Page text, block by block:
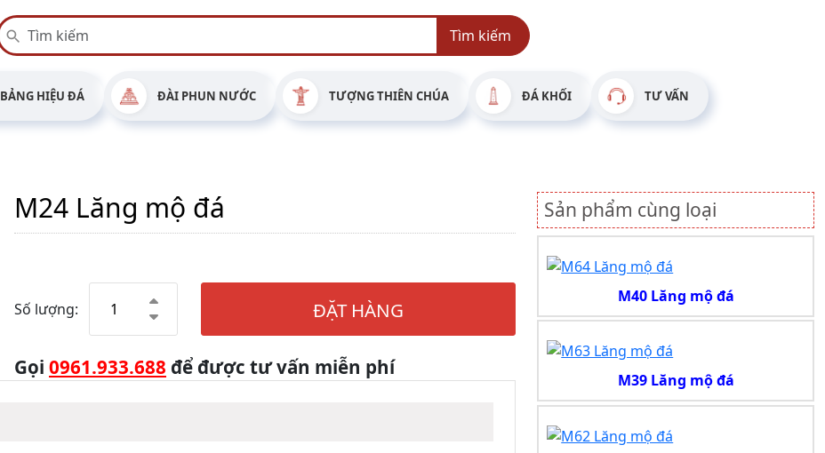
Tìm kiếm
BẢNG HIỆU ĐÁ ĐÀI PHUN NƯỚC TƯỢNG THIÊN CHÚA ĐÁ KHỐI TƯ VẤN
M24 Lăng mộ đá
Số lượng: ĐẶT HÀNG
Gọi 0961.933.688 để được tư vấn miễn phí
Sản phẩm cùng loại
M40 Lăng mộ đá
M39 Lăng mộ đá